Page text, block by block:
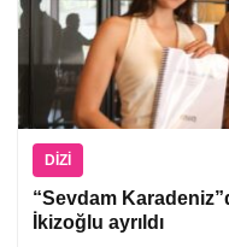
DIZI
“Sevdam
İkizoğlu ayrıldı